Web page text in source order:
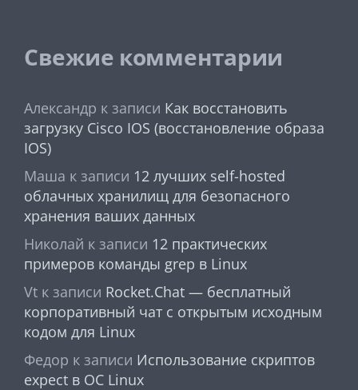
Свежие комментарии
Александр к записи Как восстановить
загрузку Cisco IOS (восстановление образа
IOS)
Маша к записи 12 лучших self-hosted
облачных хранилищ для безопасного
хранения ваших данных
Николай к записи 12 практических
примеров команды grep в Linux
Vt к записи Rocket.Chat — бесплатный
корпоративный чат с открытым исходным
кодом для Linux
Федор к записи Использование скриптов
expect в ОС Linux